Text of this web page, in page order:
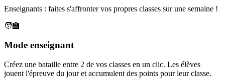
Enseignants : faites s'affronter vos propres classes sur une semaine !
🧑‍🏫
Mode enseignant
Créez une bataille entre 2 de vos classes en un clic. Les élèves
jouent l'épreuve du jour et accumulent des points pour leur classe.